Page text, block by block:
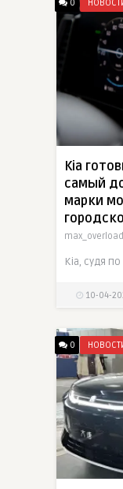
0
Kia
самый
марки
max_overload
10-04-
0